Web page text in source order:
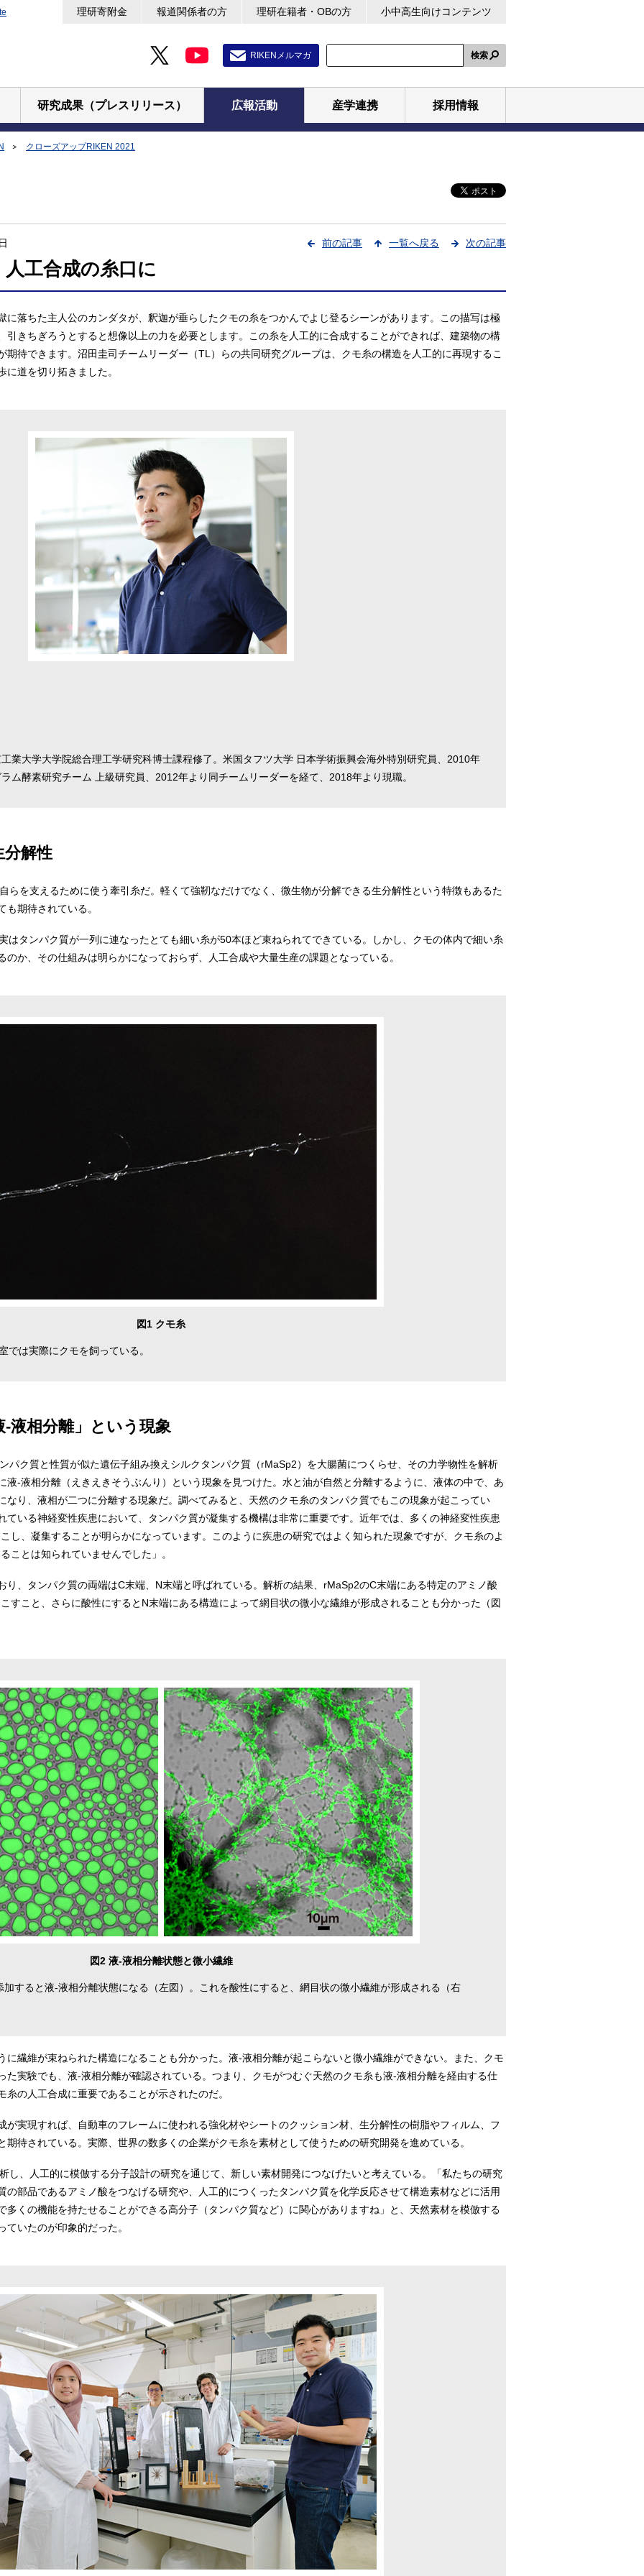
理研寄附金 報道関係者の方 理研在籍者・OBの方 小中高生向けコンテンツ
RIKENメルマガ 検索
研究成果（プレスリリース） 広報活動 産学連携 採用情報
クローズアップRIKEN 2021
前の記事 一覧へ戻る 次の記事
工合成の糸口に
に落ちた主人公のカンダタが、釈迦が垂らしたクモの糸をつかんでよじ登るシーンがあります。この描写は極
引きちぎろうとすると想像以上の力を必要とします。この糸を人工的に合成することができれば、建築物の構
期待できます。沼田圭司チームリーダー（TL）らの共同研究グループは、クモ糸の構造を人工的に再現するこ
道を切り拓きました。
業大学大学院総合理工学研究科博士課程修了。米国タフツ大学 日本学術振興会海外特別研究員、2010年
ム酵素研究チーム 上級研究員、2012年より同チームリーダーを経て、2018年より現職。
分解性
らを支えるために使う牽引糸だ。軽くて強靭なだけでなく、微生物が分解できる生分解性という特徴もあるた
期待されている。
はタンパク質が一列に連なったとても細い糸が50本ほど束ねられてできている。しかし、クモの体内で細い糸
か、その仕組みは明らかになっておらず、人工合成や大量生産の課題となっている。
図1 クモ糸
では実際にクモを飼っている。
液相分離」という現象
パク質と性質が似た遺伝子組み換えシルクタンパク質（rMaSp2）を大腸菌につくらせ、その力学物性を解析
液-液相分離（えきえきそうぶんり）という現象を見つけた。水と油が自然と分離するように、液体の中で、あ
なり、液相が二つに分離する現象だ。調べてみると、天然のクモ糸のタンパク質でもこの現象が起こってい
ている神経変性疾患において、タンパク質が凝集する機構は非常に重要です。近年では、多くの神経変性疾患
し、凝集することが明らかになっています。このように疾患の研究ではよく知られた現象ですが、クモ糸のよ
ことは知られていませんでした」。
り、タンパク質の両端はC末端、N末端と呼ばれている。解析の結果、rMaSp2のC末端にある特定のアミノ酸
すこと、さらに酸性にするとN末端にある構造によって網目状の微小な繊維が形成されることも分かった（図
図2 液-液相分離状態と微小繊維
すると液-液相分離状態になる（左図）。これを酸性にすると、網目状の微小繊維が形成される（右
に繊維が束ねられた構造になることも分かった。液-液相分離が起こらないと微小繊維ができない。また、クモ
た実験でも、液-液相分離が確認されている。つまり、クモがつむぐ天然のクモ糸も液-液相分離を経由する仕
の人工合成に重要であることが示されたのだ。
が実現すれば、自動車のフレームに使われる強化材やシートのクッション材、生分解性の樹脂やフィルム、フ
待されている。実際、世界の数多くの企業がクモ糸を素材として使うための研究開発を進めている。
し、人工的に模倣する分子設計の研究を通じて、新しい素材開発につなげたいと考えている。「私たちの研究
の部品であるアミノ酸をつなげる研究や、人工的につくったタンパク質を化学反応させて構造素材などに活用
多くの機能を持たせることができる高分子（タンパク質など）に関心がありますね」と、天然素材を模倣する
いたのが印象的だった。